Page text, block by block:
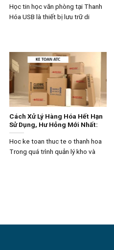
Học tin học văn phòng tại Thanh
Hóa USB là thiết bị lưu trữ di
Cách Xử Lý Hàng Hóa Hết Hạn
Sử Dụng, Hư Hỏng Mới Nhất:
Hoc ke toan thuc te o thanh hoa
Trong quá trình quản lý kho và